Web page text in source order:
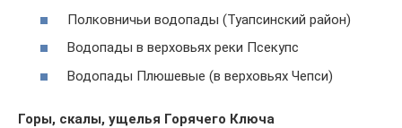
Полковничьи водопады (Туапсинский район)
Водопады в верховьях реки Псекупс
Водопады Плюшевые (в верховьях Чепси)
Горы, скалы, ущелья Горячего Ключа